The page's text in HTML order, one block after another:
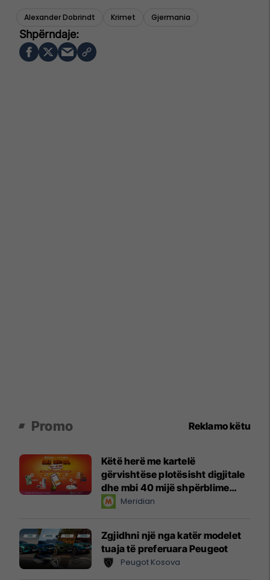
Alexander Dobrindt Krimet Gjermania
Promo Reklamo këtu
Këtë herë me kartelë
gërvishtëse plotësisht digjitale
dhe mbi 40 mijë shpërblime
instant!Meridian
Zgjidhni një nga katër modelet
tuaja të preferuara Peugeot
Peugot Kosova